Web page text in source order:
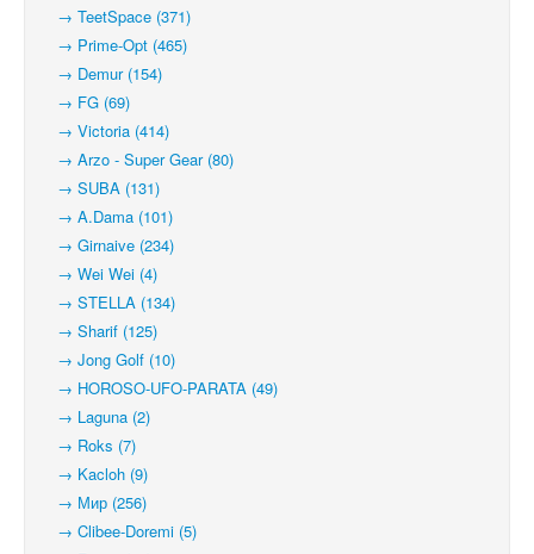
→ TeetSpace (371)
→ Prime-Opt (465)
→ Demur (154)
→ FG (69)
→ Victoria (414)
→ Arzo - Super Gear (80)
→ SUBA (131)
→ A.Dama (101)
→ Girnaive (234)
→ Wei Wei (4)
→ STELLA (134)
→ Sharif (125)
→ Jong Golf (10)
→ HOROSO-UFO-PARATA (49)
→ Laguna (2)
→ Roks (7)
→ Kacloh (9)
→ Мир (256)
→ Clibee-Doremi (5)